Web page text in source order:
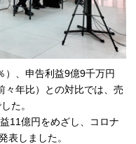
）、申告利益9億9千万円
々年比）との対比では、売
た。
11億円をめざし、コロナ
表しました。